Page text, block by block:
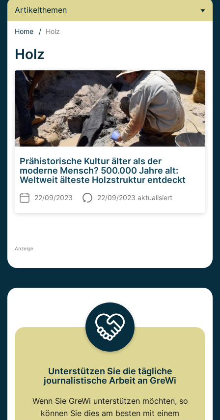
Artikelthemen
Home / Holz
Holz
Prähistorische Kultur älter als der
moderne Mensch? 500.000 Jahre alt:
Weltweit älteste Holzstruktur entdeckt
22/09/2023 22/09/2023 aktualisiert
Anzeige
Unterstützen Sie die tägliche
journalistische Arbeit an GreWi
Wenn Sie GreWi unterstützen möchten, so
können Sie dies am besten mit einem